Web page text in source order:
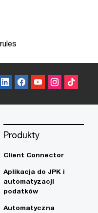
Produkty
Client Connector
Aplikacja do JPK i
automatyzacji
podatków
Automatyczna